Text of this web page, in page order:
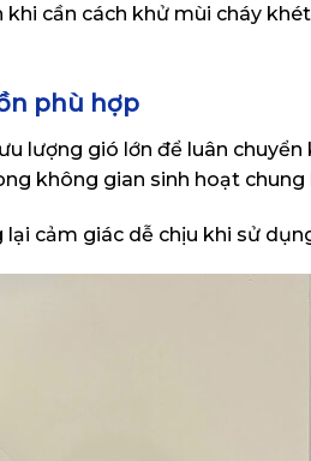
cần cách khử mùi cháy
phù hợp
lượng gió lớn để luân
không gian sinh hoạt
cảm giác dễ chịu khi sử